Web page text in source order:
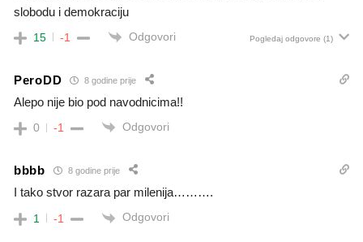
slobodu i demokraciju
15 -1 Odgovori Pogledaj odgovore (1)
PeroDD 8 godine prije
Alepo nije bio pod navodnicima!!
0 -1 Odgovori
bbbb 8 godine prije
I tako stvor razara par milenija……….
1 -1 Odgovori